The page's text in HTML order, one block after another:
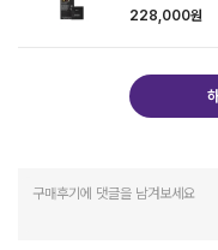
228,000원